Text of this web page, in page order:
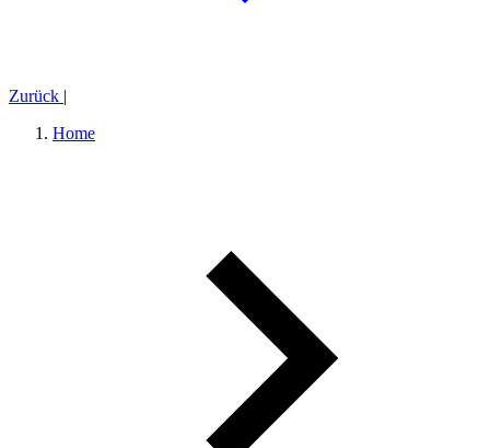
Zurück |
Home